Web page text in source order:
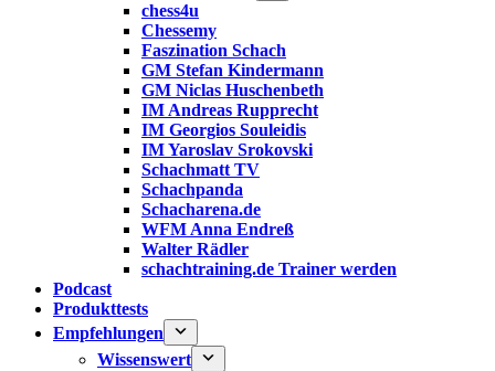
chess4u
Chessemy
Faszination Schach
GM Stefan Kindermann
GM Niclas Huschenbeth
IM Andreas Rupprecht
IM Georgios Souleidis
IM Yaroslav Srokovski
Schachmatt TV
Schachpanda
Schacharena.de
WFM Anna Endreß
Walter Rädler
schachtraining.de Trainer werden
Podcast
Produkttests
Empfehlungen
Wissenswert